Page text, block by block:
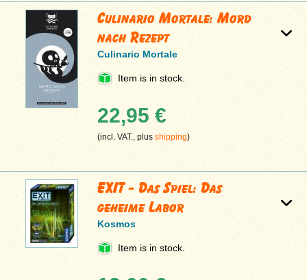
Culinario Mortale: Mord
nach Rezept
Culinario Mortale
Item is in stock.
22,95 €
(incl. VAT., plusshipping)
EXIT - Das Spiel: Das
geheime Labor
Kosmos
Item is in stock.